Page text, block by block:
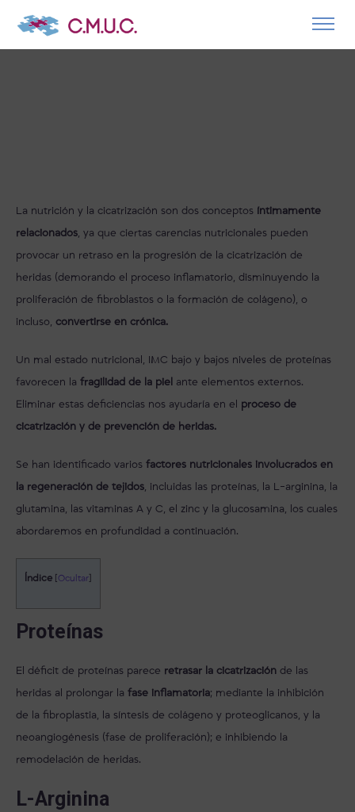
La nutrición y la cicatrización son dos conceptos íntimamente
relacionados, ya que ciertas carencias nutricionales pueden
provocar un retraso en la progresión de la cicatrización de
heridas (demorando el proceso inflamatorio, disminuyendo la
proliferación de fibroblastos o la formación de colágeno), o
incluso, convertirse en crónica.
Un mal estado nutricional, IMC bajo y bajos niveles de proteínas
favorecen la fragilidad de la piel ante elementos externos.
Eliminar estas deficiencias nos ayudaría en el proceso de
cicatrización y de prevención de heridas.
Se han identificado varios factores nutricionales involucrados en
la regeneración de tejidos, incluidas las proteínas, la L-arginina, la
glutamina, las vitaminas A y C, el zinc y la glucosamina, los cuales
abordaremos en profundidad a continuación.
Índice [Ocultar]
Proteínas
El déficit de proteínas parece retrasar la cicatrización de las
heridas al prolongar la fase inflamatoria; mediante la inhibición
de la fibroplastia, la síntesis de colágeno y proteoglicanos, y la
neoangiogénesis (fase de proliferación); e inhibiendo la
remodelación de heridas.
L-Arginina